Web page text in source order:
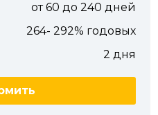
от 60 до 240 дней
264- 292% годовых
2 дня